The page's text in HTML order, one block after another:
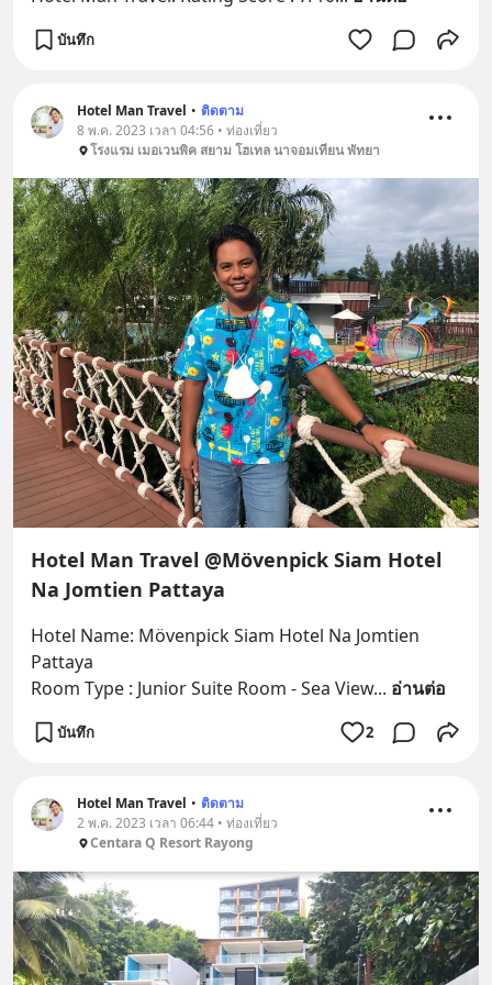
บันทึก
Hotel Man Travel • ติดตาม
8 พ.ค. 2023 เวลา 04:56 • ท่องเที่ยว
โรงแรม เมอเวนพิค สยาม โฮเทล นาจอมเทียน พัทยา
Hotel Man Travel @Mövenpick Siam Hotel
Na Jomtien Pattaya
Hotel Name: Mövenpick Siam Hotel Na Jomtien
Pattaya
Room Type : Junior Suite Room - Sea View... อ่านต่อ
บันทึก 2
Hotel Man Travel • ติดตาม
2 พ.ค. 2023 เวลา 06:44 • ท่องเที่ยว
Centara Q Resort Rayong